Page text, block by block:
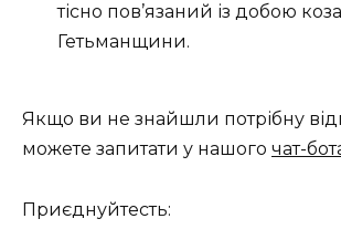
тісно пов’язаний із добою
Гетьманщини.
Якщо ви не знайшли потрібну
можете запитати у нашого чат-
Приєднуйтесть: